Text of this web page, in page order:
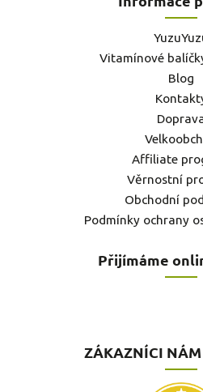
Vitamínové
Blog
Affiliate
Věrnostní
Obchodní
Podmínky ochrany
Přijímáme
ZÁKAZNÍCI NÁM